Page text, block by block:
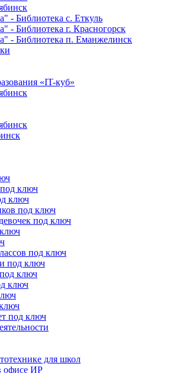
- Библиотека с. Еткуль
- Библиотека г. Красногорск
- Библиотека п. Еманжелинск
«IT-куб»
под ключ
ключ
под ключ
под ключ
под ключ
под ключ
ключ
ключ
под ключ
для школ
офисе ИР